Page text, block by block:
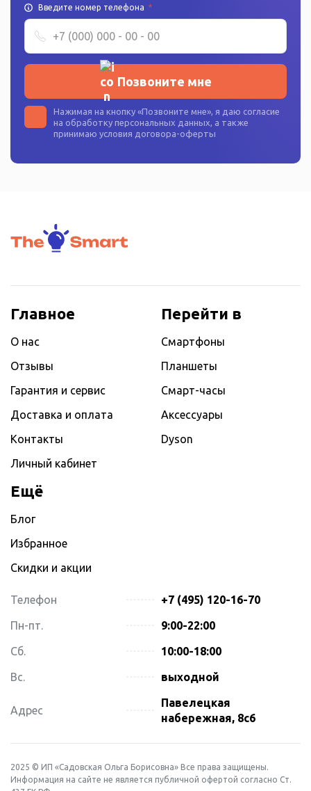
Введите номер телефона *
Позвоните мне
Нажимая на кнопку «Позвоните мне», я даю согласие
на обработку персональных данных, а также
принимаю условия договора-оферты
Главное
О нас
Отзывы
Гарантия и сервис
Доставка и оплата
Контакты
Личный кабинет
Перейти в
Смартфоны
Планшеты
Смарт-часы
Аксессуары
Dyson
Ещё
Блог
Избранное
Скидки и акции
Телефон +7 (495) 120-16-70
Пн-пт. 9:00-22:00
Сб. 10:00-18:00
Вс. выходной
Адрес
Павелецкая
набережная, 8с6
2025 © ИП «Садовская Ольга Борисовна» Все права защищены.
Информация на сайте не является публичной офертой согласно Ст.